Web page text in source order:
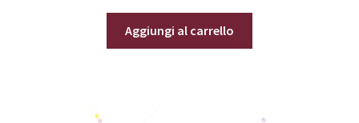
Aggiungi al carrello